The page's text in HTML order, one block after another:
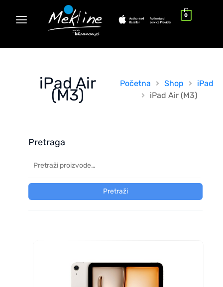
0
iPad Air
(M3)
Početna Shop
iPad
iPad Air (M3)
Pretraga
Pretraži